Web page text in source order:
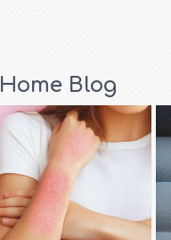
Home Blog